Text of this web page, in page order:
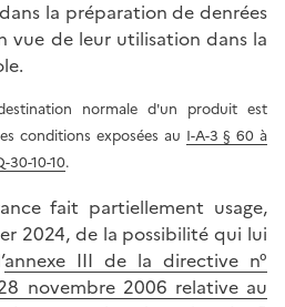
la préparation de denrées
vue de leur utilisation dans la
normale d'un produit est
conditions exposées au I-A-3 § 60 à
30-10-10.
fait partiellement usage,
2024, de la possibilité qui lui
annexe III de la directive n°
novembre 2006 relative au